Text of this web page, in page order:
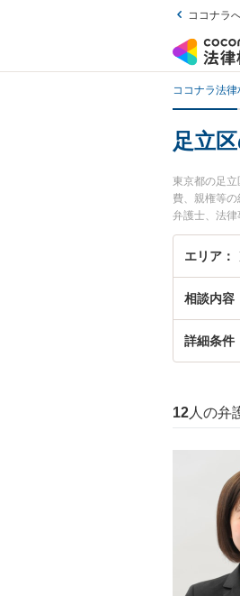
ココナラ
ココナラ法律
足立
東京都の足
費、親権等
弁護士、法
今すぐに弁
相談予約し
エリア
相談内容
詳細条件
12 人の弁